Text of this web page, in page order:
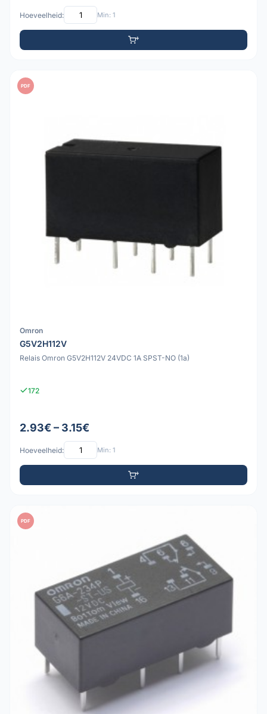
Hoeveelheid: Min: 1
PDF
Omron
G5V2H112V
Relais Omron G5V2H112V 24VDC 1A SPST-NO (1a)
172
2.93€ – 3.15€
Hoeveelheid: Min: 1
PDF